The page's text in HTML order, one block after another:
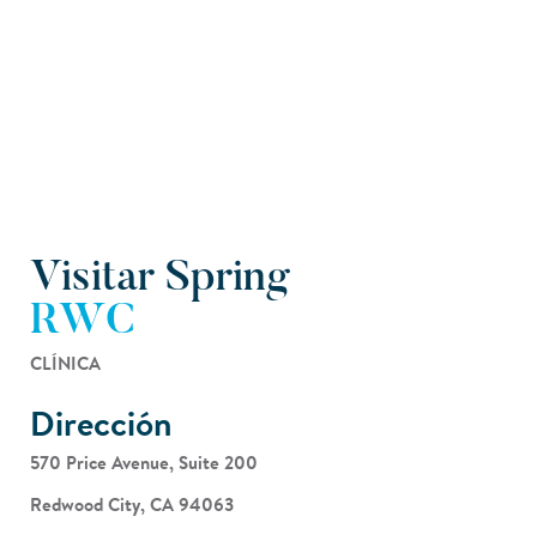
Visitar Spring
RWC
CLÍNICA
Dirección
570 Price Avenue, Suite 200
Redwood City, CA 94063